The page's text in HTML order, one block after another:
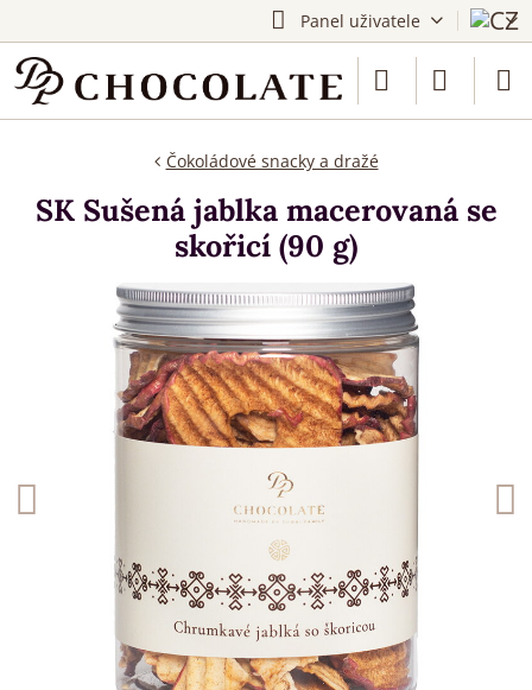
Panel uživatele
Čokoládové snacky a dražé
SK Sušená jablka macerovaná se
skořicí (90 g)